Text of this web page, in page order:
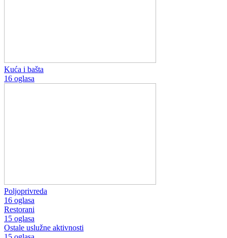
Kuća i bašta
16 oglasa
Poljoprivreda
16 oglasa
Restorani
15 oglasa
Ostale uslužne aktivnosti